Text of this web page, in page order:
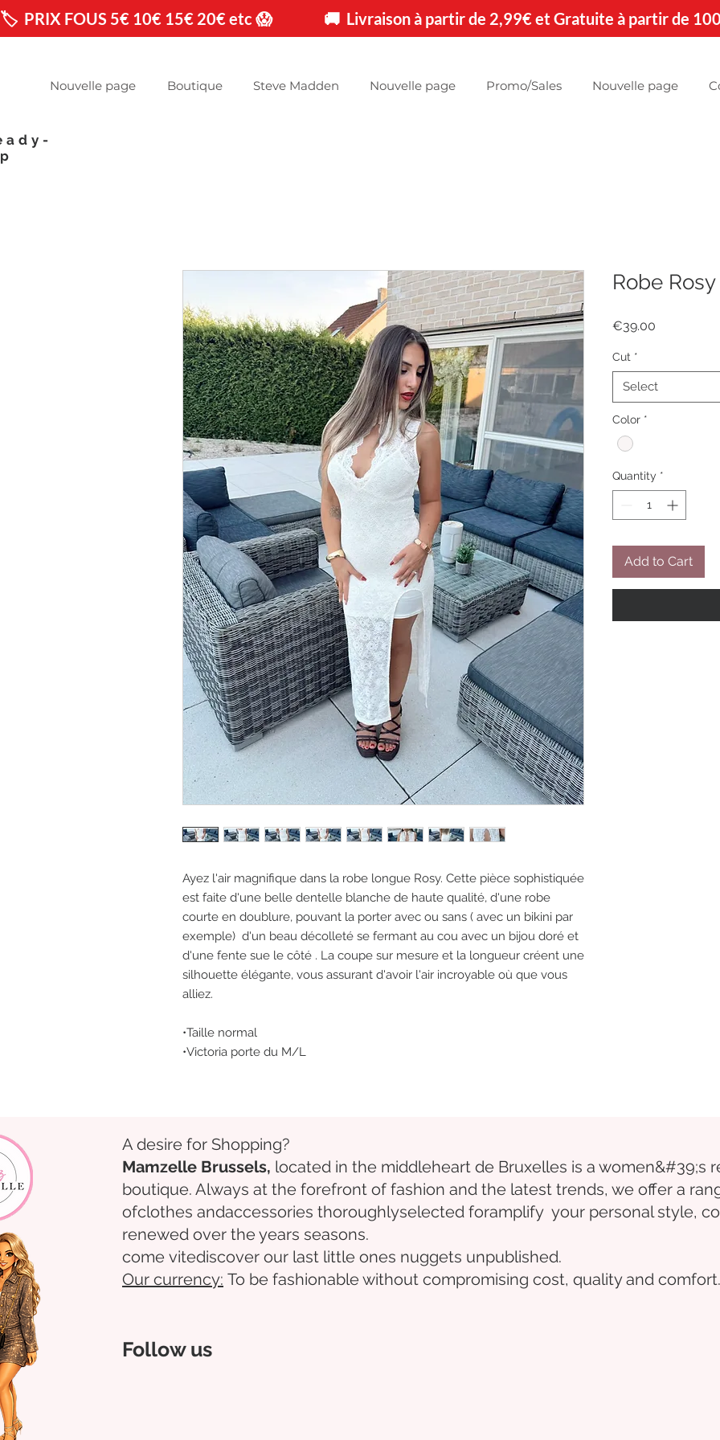
🏷️  PRIX FOUS 5€ 10€ 15€ 20€ etc 😱                🚚  Livraison à partir de 2,99€ et Gratuite à partir de
Nouvelle page Boutique Steve Madden Nouvelle page Promo/Sales Nouvelle page
Ayez l'air magnifique dans la robe longue Rosy. Cette pièce sophistiquée
est faite d'une belle dentelle blanche de haute qualité, d'une robe
courte en doublure, pouvant la porter avec ou sans ( avec un bikini par
exemple) d'un beau décolleté se fermant au cou avec un bijou doré et
d'une fente sue le côté . La coupe sur mesure et la longueur créent une
silhouette élégante, vous assurant d'avoir l'air incroyable où que vous
alliez.
•Taille normal
•Victoria porte du M/L
Robe Rosy
€39.00
Cut *
Select
Color *
Quantity *
Add to Cart
A desire for Shopping?
Mamzelle Brussels, located in the middleheart de Bruxelles is a women&#39;s
boutique. Always at the forefront of fashion and the latest trends, we offer a
ofclothes andaccessories thoroughlyselected foramplify your personal style,
renewed over the years seasons.
come vitediscover our last little ones nuggets unpublished.
Our currency: To be fashionable without compromising cost, quality and comfort.
Follow us